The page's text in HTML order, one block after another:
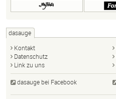
dasauge
Kontakt
Datenschutz
Link zu uns
dasauge bei Facebook